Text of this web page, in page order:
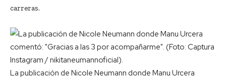
carreras.
La publicación de Nicole Neumann donde Manu Urcera